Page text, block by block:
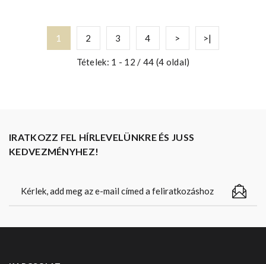
1 2 3 4 > >|
Tételek: 1 - 12 / 44 (4 oldal)
IRATKOZZ FEL HÍRLEVELÜNKRE ÉS JUSS
KEDVEZMÉNYHEZ!